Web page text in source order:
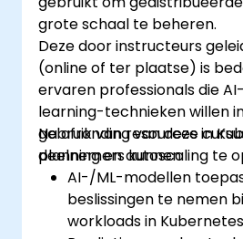
grote schaal te beheren.
Deze door instructeurs
(online of ter plaatse) is
ervaren professionals die
learning-technieken willen
gebruik van resources in
planning en autoscaling te
Na afronding van deze
deelnemers kunnen:
AI-/ML-modellen
beslissingen te nemen
workloads in